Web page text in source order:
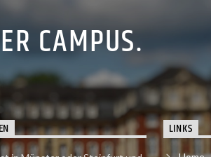
CAMPUS.
LINKS